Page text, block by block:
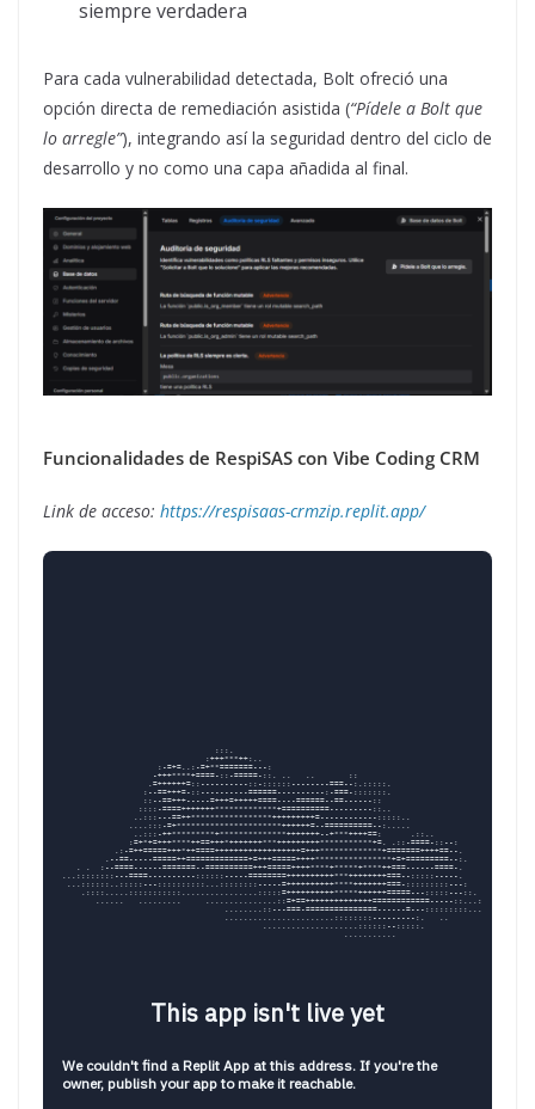
siempre verdadera
Para cada vulnerabilidad detectada, Bolt ofreció una
opción directa de remediación asistida (“Pídele a Bolt que
lo arregle”), integrando así la seguridad dentro del ciclo de
desarrollo y no como una capa añadida al final.
Funcionalidades de RespiSAS con Vibe Coding CRM
Link de acceso: https://respisaas-crmzip.replit.app/